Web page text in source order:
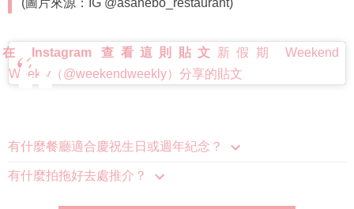
在 Instagram 查看這則貼文 新假期 Weekend
Weekly（@weekendweekly）分享的貼文
有什麼餐廳適合慶祝生日或週年紀念？
有什麼拍拖好去處推介？